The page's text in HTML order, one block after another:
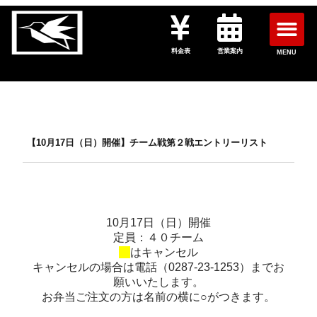
料金表 営業案内 MENU
【10月17日（日）開催】チーム戦第２戦エントリーリスト
10月17日（日）開催
定員：４０チーム
はキャンセル
キャンセルの場合は電話（0287-23-1253）までお
願いいたします。
お弁当ご注文の方は名前の横に○がつきます。